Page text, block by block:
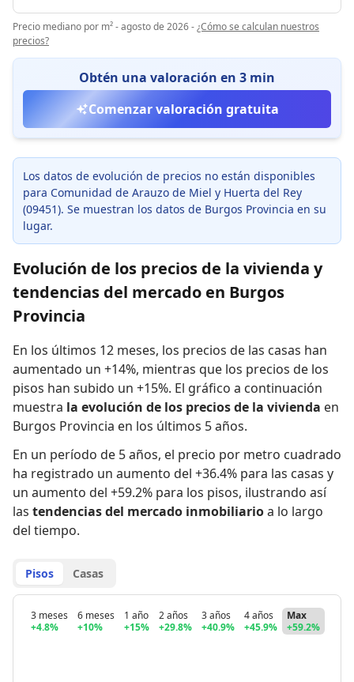
Precio mediano por m² - agosto de 2026-¿Cómo se calculan nuestros
precios?
Obtén una valoración en 3 min
Comenzar valoración gratuita
Los datos de evolución de precios no están disponibles
para Comunidad de Arauzo de Miel y Huerta del Rey
(09451). Se muestran los datos de Burgos Provincia en su
lugar.
Evolución de los precios de la vivienda y
tendencias del mercado en Burgos
Provincia
En los últimos 12 meses, los precios de las casas han
aumentado un +14%, mientras que los precios de los
pisos han subido un +15%. El gráfico a continuación
muestra la evolución de los precios de la vivienda en
Burgos Provincia en los últimos 5 años.
En un período de 5 años, el precio por metro cuadrado
ha registrado un aumento del +36.4% para las casas y
un aumento del +59.2% para los pisos, ilustrando así
las tendencias del mercado inmobiliarioa lo largo
del tiempo.
Pisos Casas
3 meses
+4.8%
6 meses
+10%
1 año
+15%
2 años
+29.8%
3 años
+40.9%
4 años
+45.9%
Max
+59.2%